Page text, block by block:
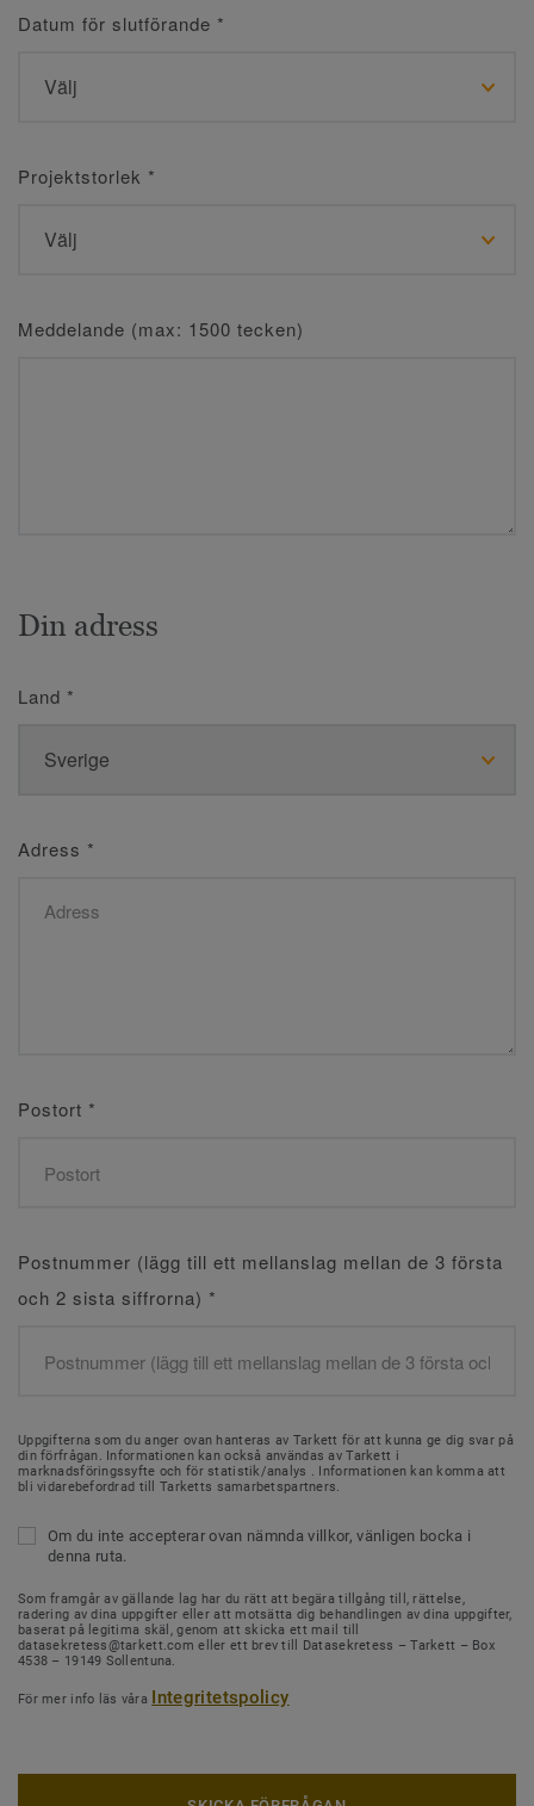
Datum för slutförande *
Projektstorlek *
Meddelande (max: 1500 tecken)
Din adress
Land *
Adress *
Postort *
Postnummer (lägg till ett mellanslag mellan de 3 första
och 2 sista siffrorna) *
Uppgifterna som du anger ovan hanteras av Tarkett för att kunna ge dig svar på
din förfrågan. Informationen kan också användas av Tarkett i
marknadsföringssyfte och för statistik/analys . Informationen kan komma att
bli vidarebefordrad till Tarketts samarbetspartners.
Om du inte accepterar ovan nämnda villkor, vänligen bocka i
denna ruta.
Som framgår av gällande lag har du rätt att begära tillgång till, rättelse,
radering av dina uppgifter eller att motsätta dig behandlingen av dina uppgifter,
baserat på legitima skäl, genom att skicka ett mail till
datasekretess@tarkett.com eller ett brev till Datasekretess – Tarkett – Box
4538 – 19149 Sollentuna.
För mer info läs våra Integritetspolicy